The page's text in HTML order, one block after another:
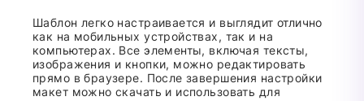
Шаблон легко настраивается и выглядит отлично
как на мобильных устройствах, так и на
компьютерах. Все элементы, включая тексты,
изображения и кнопки, можно редактировать
прямо в браузере. После завершения настройки
макет можно скачать и использовать для